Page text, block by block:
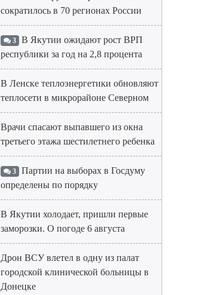
сократилось в 70 регионах России
3 В Якутии ожидают рост ВРП
республики за год на 2,8 процента
В Ленске теплоэнергетики обновляют
теплосети в микрорайоне Северном
Врачи спасают выпавшего из окна
третьего этажа шестилетнего ребенка
3 Партии на выборах в Госдуму
определены по порядку
В Якутии холодает, пришли первые
заморозки. О погоде 6 августа
Дрон ВСУ влетел в одну из палат
городской клинической больницы в
Донецке